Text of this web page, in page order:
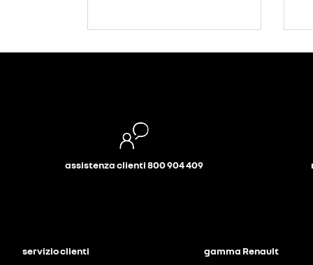
assistenza clienti 800 904 409
servizio clienti gamma Renault